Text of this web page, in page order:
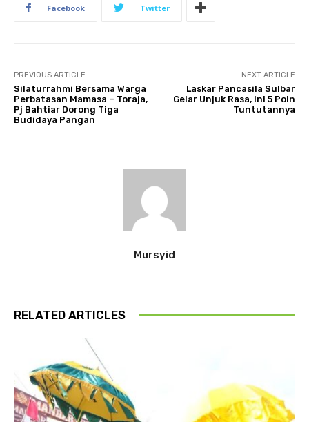
Facebook Twitter
PREVIOUS ARTICLE
Silaturrahmi Bersama Warga
Perbatasan Mamasa – Toraja,
Pj Bahtiar Dorong Tiga
Budidaya Pangan
NEXT ARTICLE
Laskar Pancasila Sulbar
Gelar Unjuk Rasa, Ini 5 Poin
Tuntutannya
Mursyid
RELATED ARTICLES